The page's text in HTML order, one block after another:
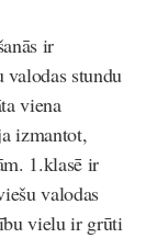
ir
valodas stundu
viena
izmantot,
1.klasē ir
valodas
vielu ir grūti